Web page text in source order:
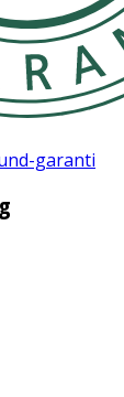
garanti